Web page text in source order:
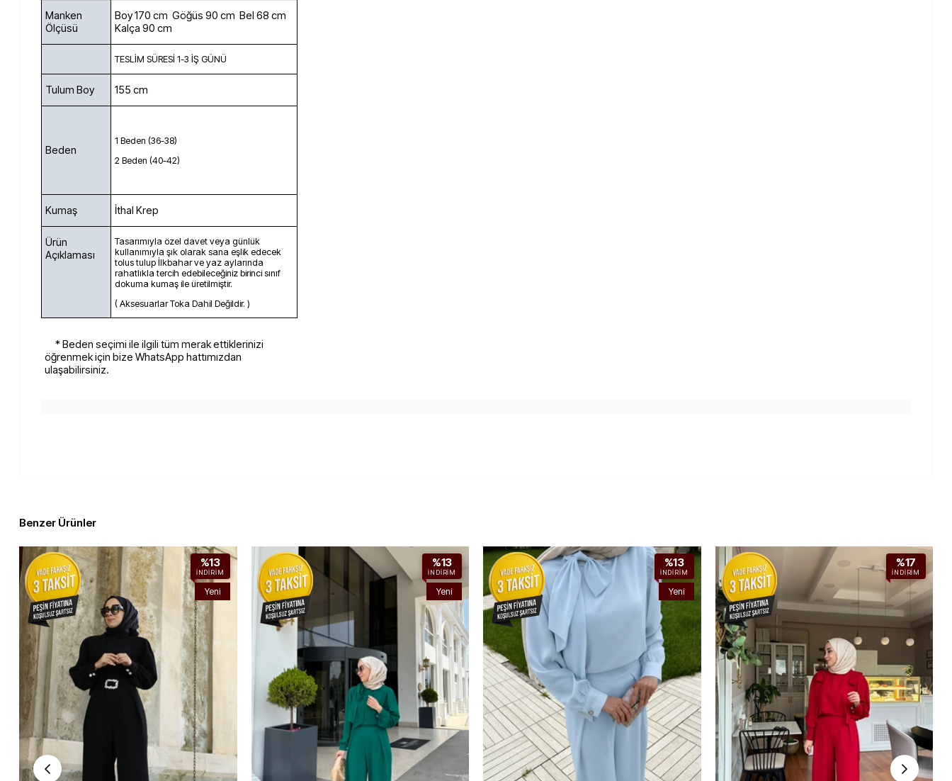
Manken
Ölçüsü
Boy 170 cm Göğüs 90 cm Bel 68 cm
Kalça 90 cm
TESLİM SÜRESİ 1-3 İŞ GÜNÜ
Tulum Boy 155 cm
Beden
1 Beden (36-38)
2 Beden (40-42)
Kumaş İthal Krep
Ürün
Açıklaması
Tasarımıyla özel davet veya günlük
kullanımıyla şık olarak sana eşlik edecek
tolus tulup İlkbahar ve yaz aylarında
rahatlıkla tercih edebileceğiniz birinci sınıf
dokuma kumaş ile üretilmiştir.
( Aksesuarlar Toka Dahil Değildir. )
* Beden seçimi ile ilgili tüm merak ettiklerinizi
öğrenmek için bize WhatsApp hattımızdan
ulaşabilirsiniz.
Benzer Ürünler
%13
İNDIRIM
Yeni
Ürün
%13
İNDIRIM
Yeni
Ürün
%13
İNDIRIM
Yeni
Ürün
%17
İNDIRIM